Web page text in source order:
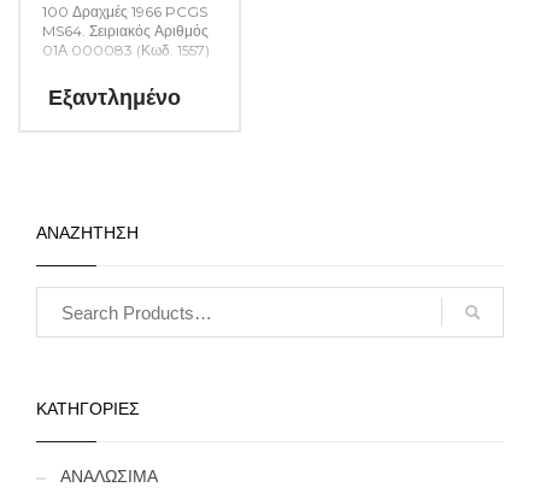
100 Δραχμές 1966 PCGS
MS64. Σειριακός Αριθμός
01Α 000083 (Κωδ. 1557)
Εξαντλημένο
ΑΝΑΖΗΤΗΣΗ
ΚΑΤΗΓΟΡΙΕΣ
ΑΝΑΛΩΣΙΜΑ